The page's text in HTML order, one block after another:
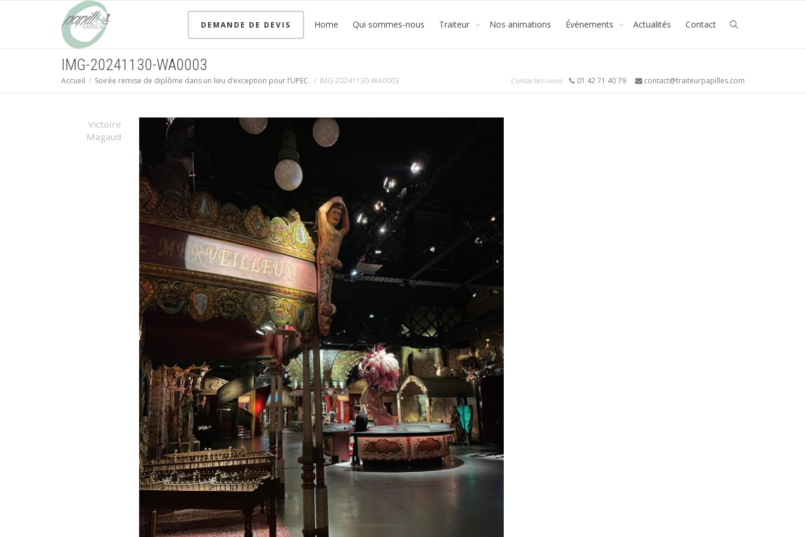
DEMANDE DE DEVIS Home Qui sommes-nous Traiteur Nos animations Événements Actualités Contact
IMG-20241130-WA0003
Accueil Soirée remise de diplôme dans un lieu d’exception pour l’UPEC. IMG-20241130-WA0003 Contactez-nous 01 42 71 40 79 contact@traiteurpapilles.com
Victoire
Magaud